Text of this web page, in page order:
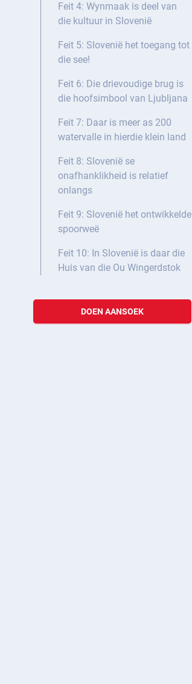
Feit 4: Wynmaak is deel van
die kultuur in Slovenië
Feit 5: Slovenië het toegang tot
die see!
Feit 6: Die drievoudige brug is
die hoofsimbool van Ljubljana
Feit 7: Daar is meer as 200
watervalle in hierdie klein land
Feit 8: Slovenië se
onafhanklikheid is relatief
onlangs
Feit 9: Slovenië het ontwikkelde
spoorweë
Feit 10: In Slovenië is daar die
Huis van die Ou Wingerdstok
DOEN AANSOEK